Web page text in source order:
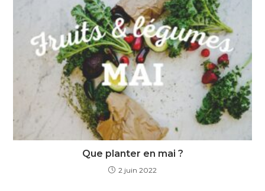
Que planter en mai ?
2 juin 2022